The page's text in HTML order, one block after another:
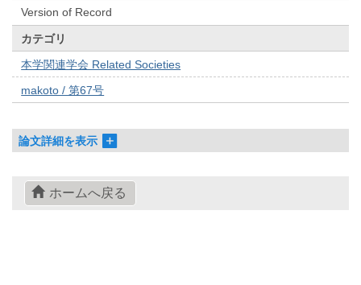
Version of Record
カテゴリ
本学関連学会 Related Societies
makoto / 第67号
論文詳細を表示
ホームへ戻る